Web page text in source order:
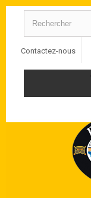
Contactez-nous